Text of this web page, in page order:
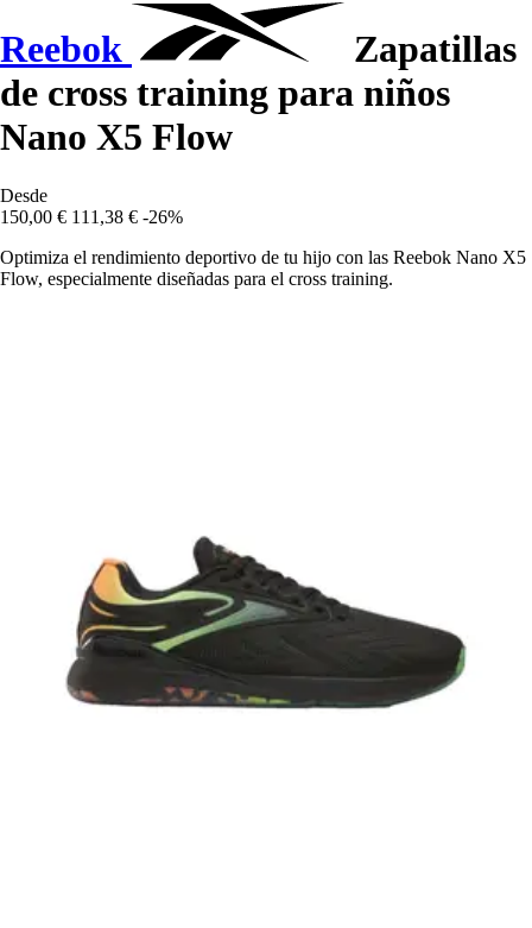
Reebok
Zapatillas
de cross training para niños
Nano X5 Flow
Desde
150,00 € 111,38 € -26%
Optimiza el rendimiento deportivo de tu hijo con las Reebok Nano X5
Flow, especialmente diseñadas para el cross training.